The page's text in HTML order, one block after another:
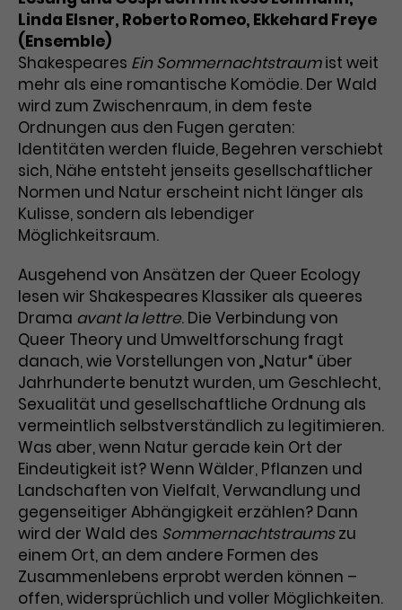
Linda Elsner, Roberto Romeo, Ekkehard Freye
(Ensemble)
Shakespeares Ein Sommernachtstraumist weit
mehr als eine romantische Komödie. Der Wald
wird zum Zwischenraum, in dem feste
Ordnungen aus den Fugen geraten:
Identitäten werden fluide, Begehren verschiebt
sich, Nähe entsteht jenseits gesellschaftlicher
Normen und Natur erscheint nicht länger als
Kulisse, sondern als lebendiger
Möglichkeitsraum.
Ausgehend von Ansätzen der Queer Ecology
lesen wir Shakespeares Klassiker als queeres
Drama avant la lettre. Die Verbindung von
Queer Theory und Umweltforschung fragt
danach, wie Vorstellungen von „Natur“ über
Jahrhunderte benutzt wurden, um Geschlecht,
Sexualität und gesellschaftliche Ordnung als
vermeintlich selbstverständlich zu legitimieren.
Was aber, wenn Natur gerade kein Ort der
Eindeutigkeit ist? Wenn Wälder, Pflanzen und
Landschaften von Vielfalt, Verwandlung und
gegenseitiger Abhängigkeit erzählen? Dann
wird der Wald des Sommernachtstraumszu
einem Ort, an dem andere Formen des
Zusammenlebens erprobt werden können –
offen, widersprüchlich und voller Möglichkeiten.